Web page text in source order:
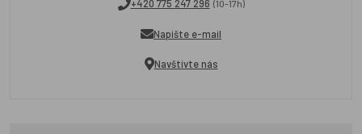
+420 775 247 296 (10-17h)
Napište e-mail
Navštivte nás